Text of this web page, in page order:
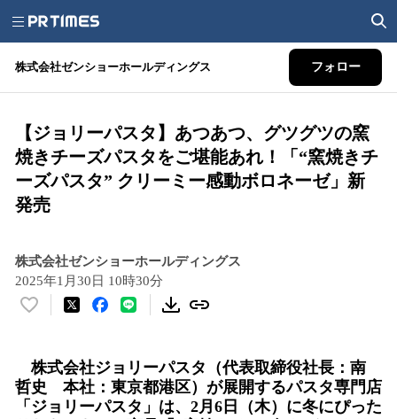
株式会社ゼンショーホールディングス フォロー
【ジョリーパスタ】あつあつ、グツグツの窯
焼きチーズパスタをご堪能あれ！「“窯焼きチ
ーズパスタ” クリーミー感動ボロネーゼ」新
発売
株式会社ゼンショーホールディングス
2025年1月30日 10時30分
い
！
数
を
株式会社ジョリーパスタ（代表取締役社長：南
哲史 本社：東京都港区）が展開するパスタ専門店
「ジョリーパスタ」は、2月6日（木）に冬にぴった